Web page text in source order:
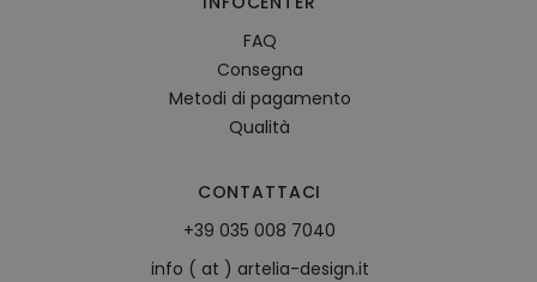
FAQ
Consegna
Metodi di pagamento
Qualità
CONTATTACI
+39 035 008 7040
info ( at ) artelia-design.it